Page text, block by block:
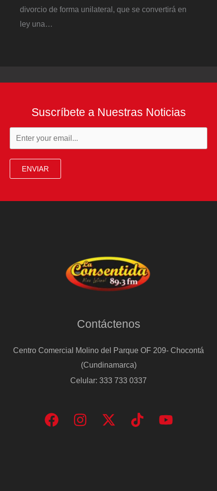
divorcio de forma unilateral, que se convertirá en
ley una…
Suscríbete a Nuestras Noticias
ENVIAR
Contáctenos
Centro Comercial Molino del Parque OF 209- Chocontá
(Cundinamarca)
Celular: 333 733 0337